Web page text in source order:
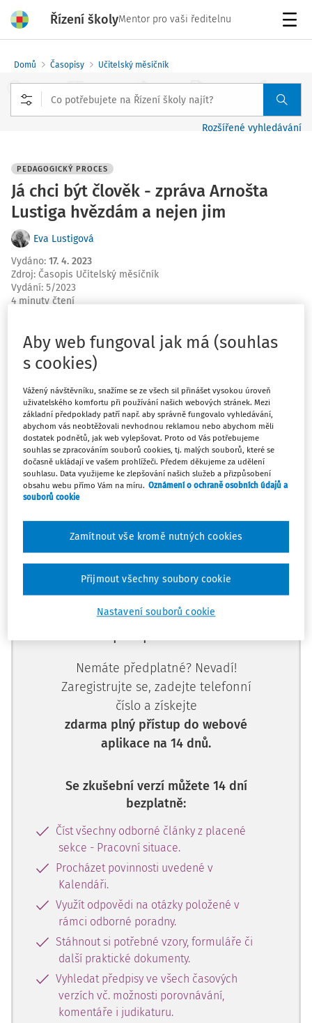
Řízení školyMentor pro vaši ředitelnu
Domů Časopisy Učitelský měsíčník
Rozšířené vyhledávání
PEDAGOGICKÝ PROCES
Já chci být člověk - zpráva Arnošta
Lustiga hvězdám a nejen jim
Eva Lustigová
Vydáno: 17. 4. 2023
Zdroj: Časopis Učitelský měsíčník
Vydání: 5/2023
4 minuty čtení
humanismu? Ukázat jim, jak kultivovat hodnoty, které
nás polidšťují? A jak se poučit z historie? Vezměte je na
fond Arnošta Lustiga a která proběhne v Praze ve
Štefánikově hvězdárně na Petříně od 5. května do 4. září
2023. Sem se přesunula z Bruselu, kde se konala v rámci
předsednictví České republiky v Radě Evropské unie, po
Praze poputuje do Brna a následně do Paříže.
Máte předplatné? Přihlaste se.
Tento dokument je jen pro
Nemáte předplatné? Nevadí!
Zaregistrujte se, zadejte telefonní
číslo a získejte
zdarma plný přístup do webové
aplikace na 14 dnů.
Se zkušební verzí můžete 14 dní
bezplatně:
Číst všechny odborné články z placené
sekce - Pracovní situace.
Procházet povinnosti uvedené v
Kalendáři.
Využít odpovědi na otázky položené v
rámci odborné poradny.
Stáhnout si potřebné vzory, formuláře či
další praktické dokumenty.
Vyhledat předpisy ve všech časových
verzích vč. možnosti porovnávání,
komentáře i judikaturu.
Aby web fungoval jak má (souhlas
s cookies)
Vážený návštěvníku, snažíme se ze všech sil přinášet vysokou úroveň
uživatelského komfortu při používání našich webových stránek. Mezi
základní předpoklady patří např. aby správně fungovalo vyhledávání,
abychom vás neobtěžovali nevhodnou reklamou nebo abychom měli
dostatek podnětů, jak web vylepšovat. Proto od Vás potřebujeme
souhlas se zpracováním souborů cookies, tj. malých souborů, které se
dočasně ukládají ve vašem prohlížeči. Předem děkujeme za udělení
souhlasu. Data využijeme ke zlepšování našich služeb a přizpůsobení
obsahu webu přímo Vám na míru. Oznámení o ochraně osobních údajů a
souborů cookie
Nastavení souborů cookie
Zamítnout vše kromě nutných cookies
Přijmout všechny soubory cookie